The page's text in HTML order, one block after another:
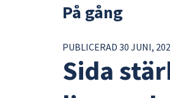
På gång
PUBLICERAD 30 JUNI,
Sida